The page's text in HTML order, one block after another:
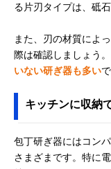
る片刃タイプは、砥石
また、刃の材質によ
際は確認しましょう
いない研ぎ器も多い
キッチンに収納
包丁研ぎ器にはコン
さまざまです。特に